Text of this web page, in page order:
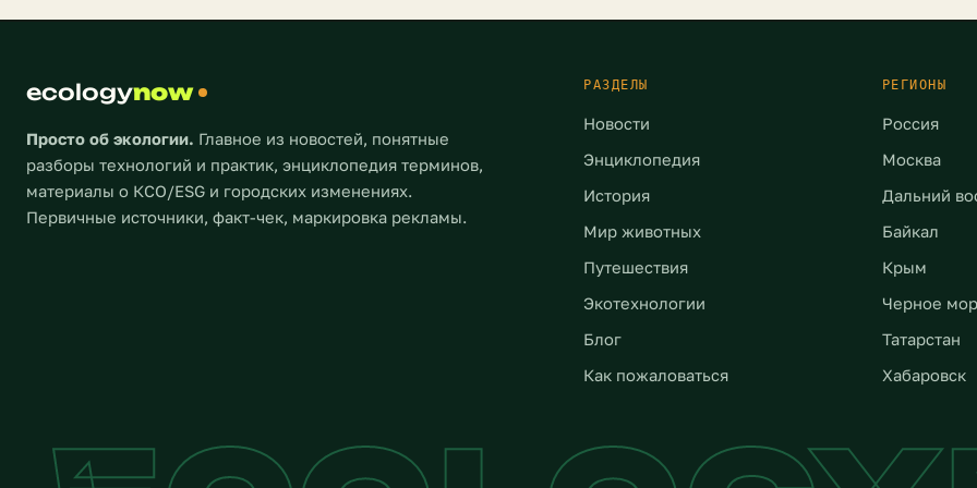
предварительные итоги удара
мировое сообщество […]
ecologynow
Просто об экологии. Главное из новостей, понятные
разборы технологий и практик, энциклопедия терминов,
материалы о КСО/ESG и городских изменениях.
Первичные источники, факт-чек, маркировка рекламы.
РАЗДЕЛЫ
Новости
Энциклопедия
История
Мир животных
Путешествия
Экотехнологии
Блог
Как пожаловаться
РЕГИОНЫ
Россия
Москва
Дальний
Байкал
Крым
Черное
Татарстан
Хабаровск